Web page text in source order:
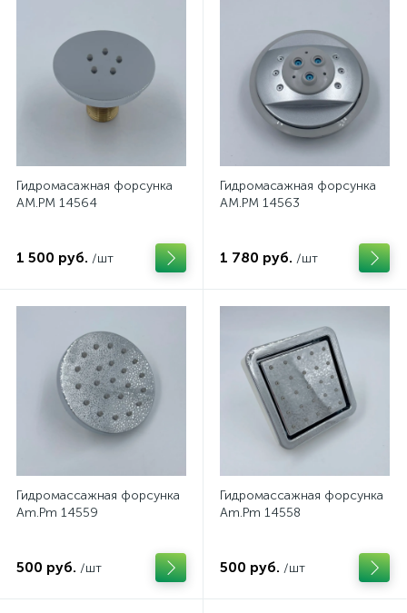
Гидромасажная форсунка
AM.PM 14564
1 500 руб. /шт
Гидромасажная форсунка
AM.PM 14563
1 780 руб. /шт
Гидромассажная форсунка
Am.Pm 14559
500 руб. /шт
Гидромассажная форсунка
Am.Pm 14558
500 руб. /шт